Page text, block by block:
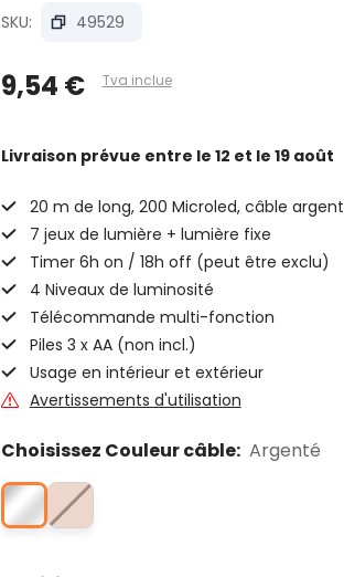
SKU: 49529
9,54 € Tva inclue
Livraison prévue entre le 12 et le 19 août
20 m de long, 200 Microled, câble
7 jeux de lumière + lumière fixe
Timer 6h on / 18h off (peut être exclu)
4 Niveaux de luminosité
Télécommande multi-fonction
Piles 3 x AA (non incl.)
Usage en intérieur et extérieur
Avertissements d'utilisation
Choisissez Couleur câble: Argenté